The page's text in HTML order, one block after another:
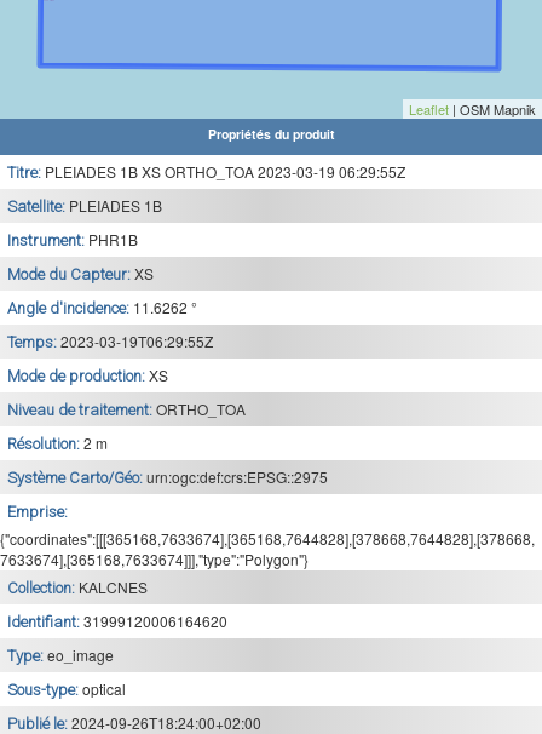
Leaflet | OSM Mapnik
Propriétés du produit
Titre: PLEIADES 1B XS ORTHO_TOA 2023-03-19 06:29:55Z
Satellite: PLEIADES 1B
Instrument: PHR1B
Mode du Capteur: XS
Angle d'incidence: 11.6262 °
Temps: 2023-03-19T06:29:55Z
Mode de production: XS
Niveau de traitement: ORTHO_TOA
Résolution: 2 m
Système Carto/Géo: urn:ogc:def:crs:EPSG::2975
Emprise:
{"coordinates":[[[365168,7633674],[365168,7644828],[378668,7644828],[378668,
7633674],[365168,7633674]]],"type":"Polygon"}
Collection: KALCNES
Identifiant: 31999120006164620
Type: eo_image
Sous-type: optical
Publié le: 2024-09-26T18:24:00+02:00